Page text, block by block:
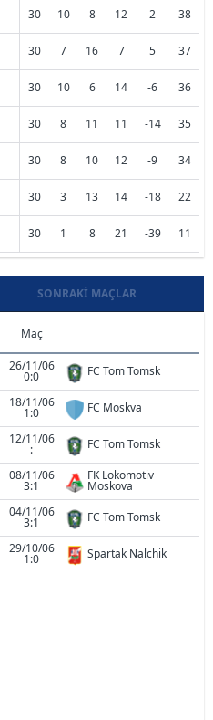
30 10 8 12 2 38
30 7 16 7 5 37
30 10 6 14 -6 36
30 8 11 11 -14 35
30 8 10 12 -9 34
30 3 13 14 -18 22
30 1 8 21 -39 11
SONRAKI MAÇLAR
Maç
26/11/06
0:0 FC Tom Tomsk
18/11/06
1:0 FC Moskva
12/11/06
: FC Tom Tomsk
08/11/06
3:1
FK Lokomotiv
Moskova
04/11/06
3:1 FC Tom Tomsk
29/10/06
1:0 Spartak Nalchik